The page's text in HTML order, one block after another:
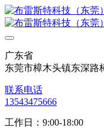
广东省
东莞市樟木头镇东深路
联系电话
13543475666
工作日：9:00-18:00